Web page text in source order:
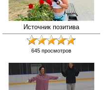
Источник позитива
645 просмотров